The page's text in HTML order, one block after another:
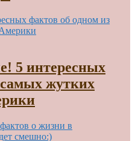
5 интересных
жутких